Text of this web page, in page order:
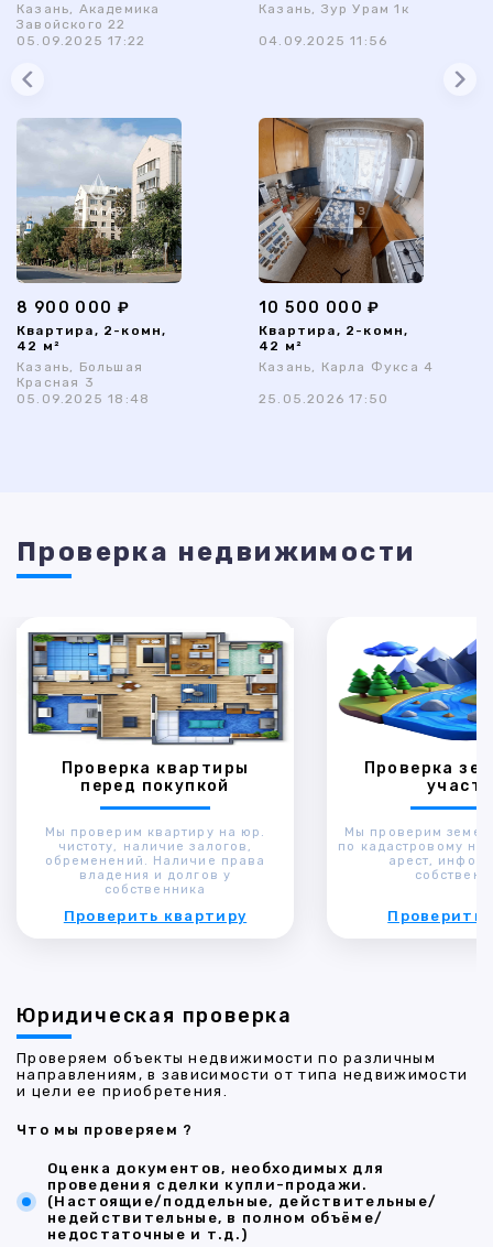
Казань, Академика
Завойского 22
05.09.2025 17:22
Казань, Зур Урам 1к
04.09.2025 11:56
8 900 000 ₽
Квартира, 2-комн,
42 м²
Казань, Большая
Красная 3
05.09.2025 18:48
10 500 000 ₽
Квартира, 2-комн,
42 м²
Казань, Карла Фукса 4
25.05.2026 17:50
Проверка недвижимости
Проверка квартиры
перед покупкой
Мы проверим квартиру на юр.
чистоту, наличие залогов,
обременений. Наличие права
владения и долгов у
собственника
Проверить квартиру
Проверка
Мы проверим
по кадастровому
арест,
Проверить
Юридическая проверка
Проверяем объекты недвижимости по различным
направлениям, в зависимости от типа недвижимости
и цели ее приобретения.
Что мы проверяем ?
Оценка документов, необходимых для
проведения сделки купли-продажи.
(Настоящие/поддельные, действительные/
недействительные, в полном объёме/
недостаточные и т.д.)